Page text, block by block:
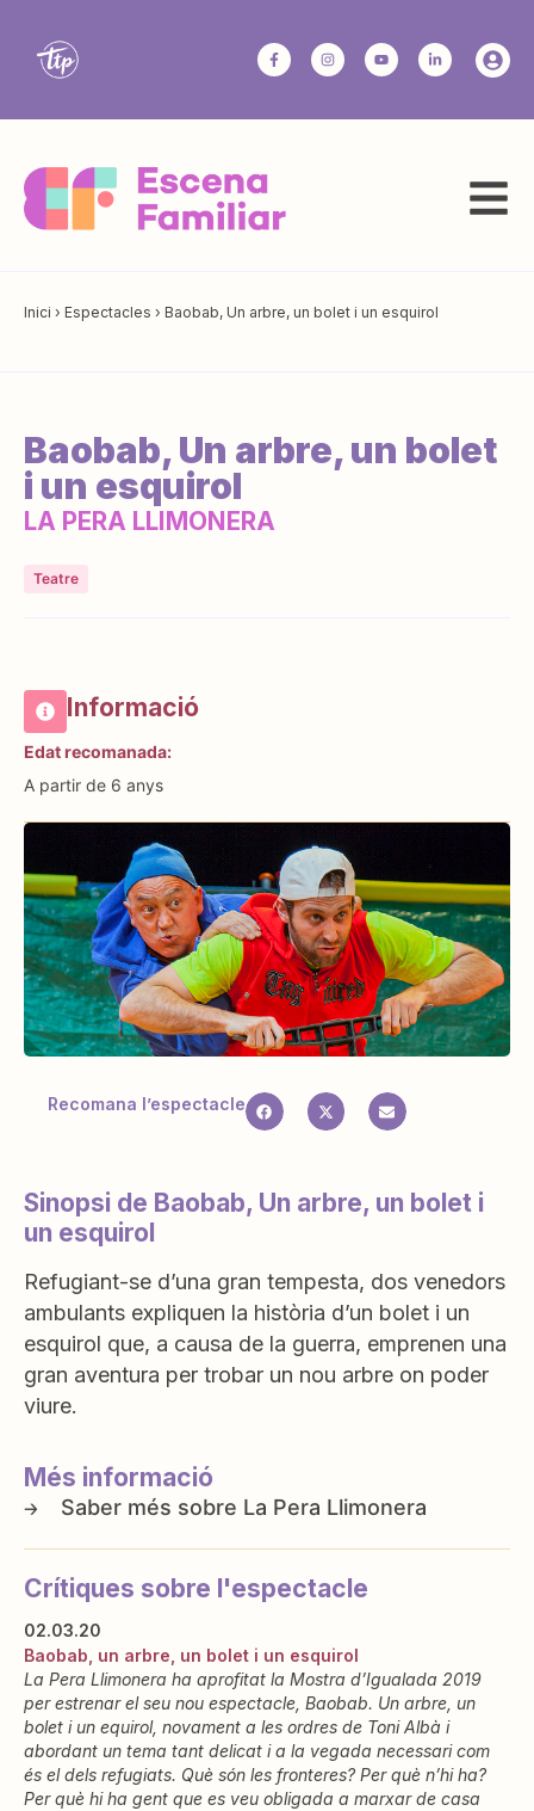
Inici › Espectacles › Baobab, Un arbre, un bolet i un esquirol
Baobab, Un arbre, un bolet
i un esquirol
LA PERA LLIMONERA
Teatre
Informació
Edat recomanada:
A partir de 6 anys
Recomana l’espectacle
Sinopsi de Baobab, Un arbre, un bolet i
un esquirol
Refugiant-se d’una gran tempesta, dos venedors
ambulants expliquen la història d’un bolet i un
esquirol que, a causa de la guerra, emprenen una
gran aventura per trobar un nou arbre on poder
viure.
Més informació
La Pera Llimonera
Crítiques sobre l'espectacle
02.03.20
Baobab, un arbre, un bolet i un esquirol
La Pera Llimonera ha aprofitat la Mostra d’Igualada 2019
per estrenar el seu nou espectacle, Baobab. Un arbre, un
bolet i un equirol, novament a les ordres de Toni Albà i
abordant un tema tant delicat i a la vegada necessari com
és el dels refugiats. Què són les fronteres? Per què n’hi ha?
Per què hi ha gent que es veu obligada a marxar de casa